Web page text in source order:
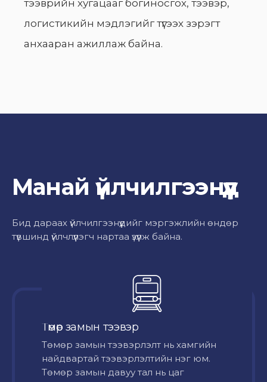
тээврийн хугацааг богиносгох, тээвэр,
логистикийн мэдлэгийг түгээх зэрэгт
анхааран ажиллаж байна.
Манай үйлчилгээнүүд
Бид дараах үйлчилгээнүүдийг мэргэжлийн өндөр
түвшинд үйлчлүүлэгч нартаа үзүүлж байна.
Төмөр замын тээвэр
Төмөр замын тээвэрлэлт нь хамгийн
найдвартай тээвэрлэлтийн нэг юм.
Төмөр замын давуу тал нь цаг